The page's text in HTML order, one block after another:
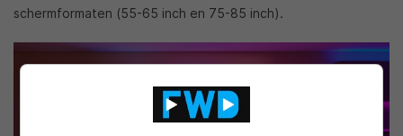
schermformaten (55-65 inch en 75-85 inch).